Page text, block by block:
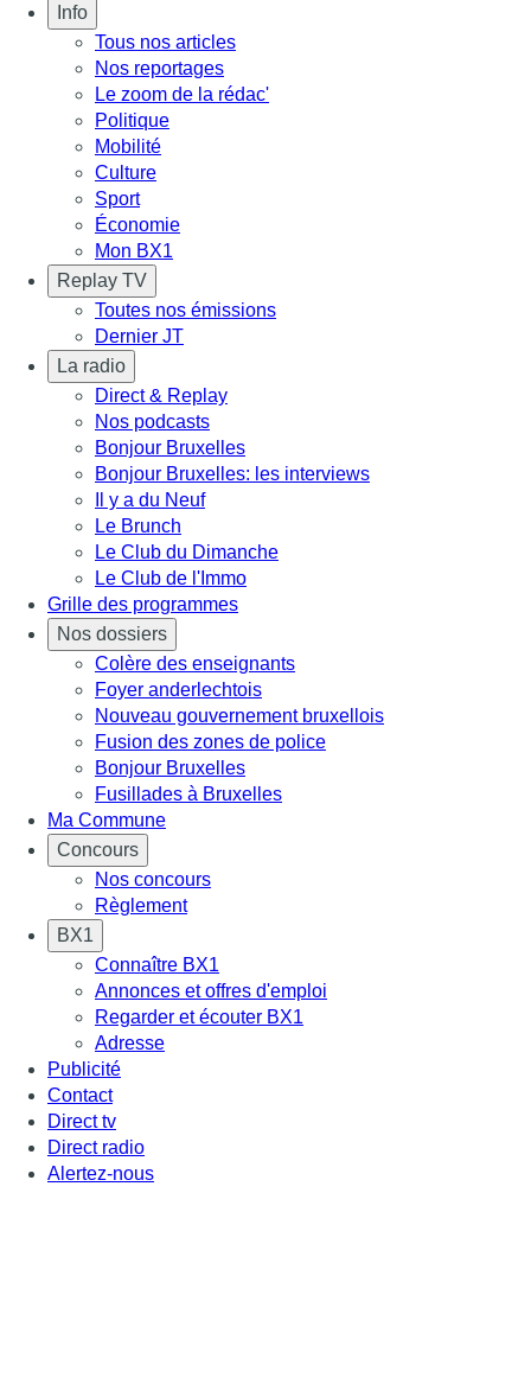
Info
Tous nos articles
Nos reportages
Le zoom de la rédac'
Politique
Mobilité
Culture
Sport
Économie
Mon BX1
Replay TV
Toutes nos émissions
Dernier JT
La radio
Direct & Replay
Nos podcasts
Bonjour Bruxelles
Bonjour Bruxelles: les interviews
Il y a du Neuf
Le Brunch
Le Club du Dimanche
Le Club de l'Immo
Grille des programmes
Nos dossiers
Colère des enseignants
Foyer anderlechtois
Nouveau gouvernement bruxellois
Fusion des zones de police
Bonjour Bruxelles
Fusillades à Bruxelles
Ma Commune
Concours
Nos concours
Règlement
BX1
Connaître BX1
Annonces et offres d'emploi
Regarder et écouter BX1
Adresse
Publicité
Contact
Direct tv
Direct radio
Alertez-nous